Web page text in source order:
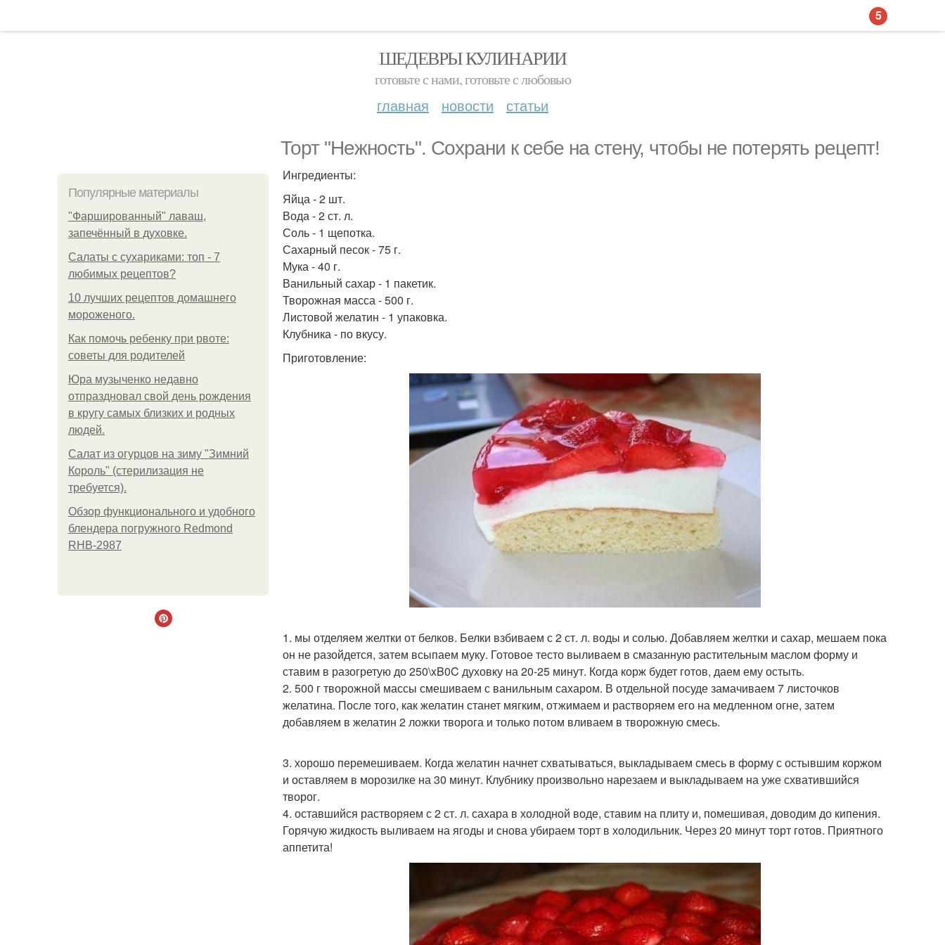
ШЕДЕВРЫ КУЛИНАРИИ
готовьте с нами, готовьте с любовью
главная новости статьи
Торт "Нежность". Сохрани к себе на стену, чтобы не потерять рецепт!
Популярные материалы
"Фаршированный" лаваш,
запечённый в духовке.
Салаты с сухариками: топ - 7
любимых рецептов?
10 лучших рецептов домашнего
мороженого.
Как помочь ребенку при рвоте:
советы для родителей
Юра музыченко недавно
отпраздновал свой день рождения
в кругу самых близких и родных
людей.
Салат из огурцов на зиму "Зимний
Король" (стерилизация не
требуется).
Обзор функционального и удобного
блендера погружного Redmond
RHB-2987
Ингредиенты:
Яйца - 2 шт.
Вода - 2 ст. л.
Соль - 1 щепотка.
Сахарный песок - 75 г.
Мука - 40 г.
Ванильный сахар - 1 пакетик.
Творожная масса - 500 г.
Листовой желатин - 1 упаковка.
Клубника - по вкусу.
Приготовление:
1. мы отделяем желтки от белков. Белки взбиваем с 2 ст. л. воды и солью. Добавляем желтки и сахар, мешаем пока
он не разойдется, затем всыпаем муку. Готовое тесто выливаем в смазанную растительным маслом форму и
ставим в разогретую до 250\xB0C духовку на 20-25 минут. Когда корж будет готов, даем ему остыть.
2. 500 г творожной массы смешиваем с ванильным сахаром. В отдельной посуде замачиваем 7 листочков
желатина. После того, как желатин станет мягким, отжимаем и растворяем его на медленном огне, затем
добавляем в желатин 2 ложки творога и только потом вливаем в творожную смесь.
3. хорошо перемешиваем. Когда желатин начнет схватываться, выкладываем смесь в форму с остывшим коржом
и оставляем в морозилке на 30 минут. Клубнику произвольно нарезаем и выкладываем на уже схватившийся
творог.
4. оставшийся растворяем с 2 ст. л. сахара в холодной воде, ставим на плиту и, помешивая, доводим до кипения.
Горячую жидкость выливаем на ягоды и снова убираем торт в холодильник. Через 20 минут торт готов. Приятного
аппетита!
5